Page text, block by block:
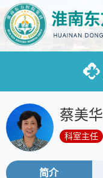
蔡美华
科室主任
简介